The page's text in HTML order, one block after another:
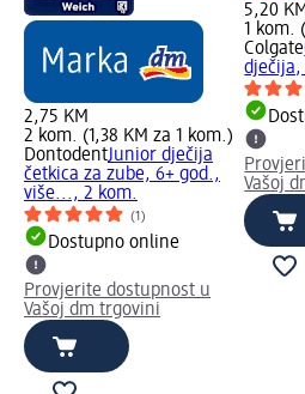
2,75 KM
2 kom. (1,38 KM za 1 kom.)
DontodentJunior dječija
četkica za zube, 6+ god.,
više..., 2 kom.
(1)
Dostupno online
Provjerite dostupnost u
Vašoj dm trgovini
5,20
1 kom.
Colgate
dječija,
Vašoj